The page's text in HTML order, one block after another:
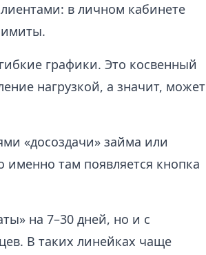
в личном кабинете
графики. Это косвенный
нагрузкой, а значит, может
«досоздачи» займа или
там появляется кнопка
на 7–30 дней, но и с
В таких линейках чаще